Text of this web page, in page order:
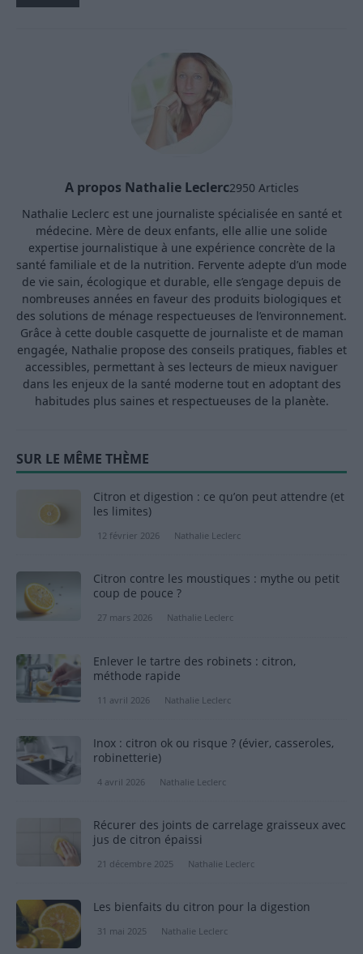
A propos Nathalie Leclerc2950 Articles
Nathalie Leclerc est une journaliste spécialisée en santé et
médecine. Mère de deux enfants, elle allie une solide
expertise journalistique à une expérience concrète de la
santé familiale et de la nutrition. Fervente adepte d’un mode
de vie sain, écologique et durable, elle s’engage depuis de
nombreuses années en faveur des produits biologiques et
des solutions de ménage respectueuses de l’environnement.
Grâce à cette double casquette de journaliste et de maman
engagée, Nathalie propose des conseils pratiques, fiables et
accessibles, permettant à ses lecteurs de mieux naviguer
dans les enjeux de la santé moderne tout en adoptant des
habitudes plus saines et respectueuses de la planète.
SUR LE MÊME THÈME
Citron et digestion : ce qu’on peut attendre (et
les limites)
12 février 2026 Nathalie Leclerc
Citron contre les moustiques : mythe ou petit
coup de pouce ?
27 mars 2026 Nathalie Leclerc
Enlever le tartre des robinets : citron,
méthode rapide
11 avril 2026 Nathalie Leclerc
Inox : citron ok ou risque ? (évier, casseroles,
robinetterie)
4 avril 2026 Nathalie Leclerc
Récurer des joints de carrelage graisseux avec
jus de citron épaissi
21 décembre 2025 Nathalie Leclerc
Les bienfaits du citron pour la digestion
31 mai 2025 Nathalie Leclerc